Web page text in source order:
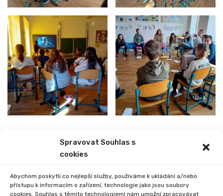
Spravovat Souhlas s
cookies
Abychom poskytli co nejlepší služby, používáme k ukládání a/nebo
přístupu k informacím o zařízení, technologie jako jsou soubory
cookies. Souhlas s těmito technologiemi nám umožní zpracovávat
NEXT